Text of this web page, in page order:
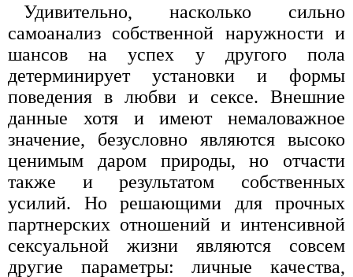
Удивительно, насколько сильно
самоанализ собственной наружности и
шансов на успех у другого пола
детерминирует установки и формы
поведения в любви и сексе. Внешние
данные хотя и имеют немаловажное
значение, безусловно являются высоко
ценимым даром природы, но отчасти
также и результатом собственных
усилий. Но решающими для прочных
партнерских отношений и интенсивной
сексуальной жизни являются совсем
другие параметры: личные качества,